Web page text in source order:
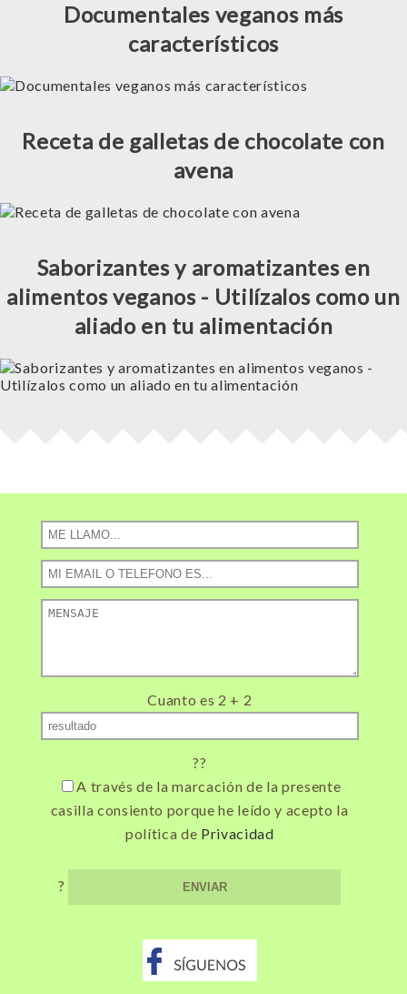
Documentales veganos más
característicos
Receta de galletas de chocolate con
avena
Saborizantes y aromatizantes en
alimentos veganos - Utilízalos como un
aliado en tu alimentación
Cuanto es 2 + 2
??
A través de la marcación de la presente
casilla consiento porque he leído y acepto la
política de Privacidad
?
rolex
tracker
review
rolex
day
watches
corum
coin
titan
watch
showroom
swiss
replica
watches